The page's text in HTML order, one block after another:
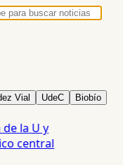
Vial UdeC Biobío
la U y
central